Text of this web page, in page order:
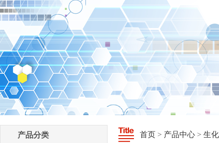
产品分类 首页 > 产品中心 > 生